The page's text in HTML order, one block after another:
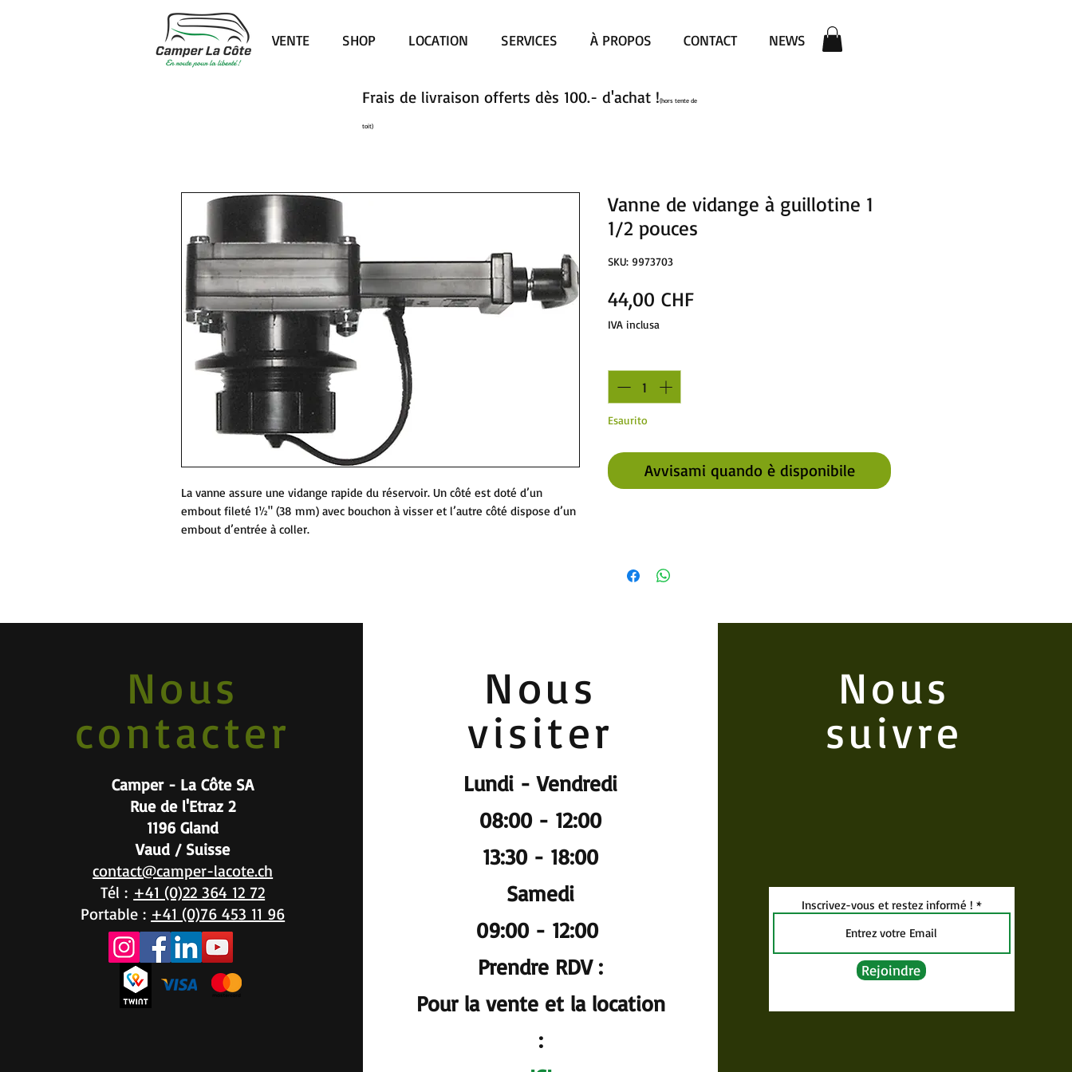
VENTE SHOP LOCATION SERVICES À PROPOS CONTACT NEWS
La vanne assure une vidange rapide du réservoir. Un côté est doté d’un
embout fileté 1½" (38 mm) avec bouchon à visser et l’autre côté dispose d’un
embout d’entrée à coller.
Vanne de vidange à guillotine 1
1/2 pouces
SKU: 9973703
44,00 CHFPrezzo
IVA inclusa
Esaurito
Avvisami quando è disponibile
Frais de livraison offerts dès 100.- d'achat !(hors tente de
toit)
Nous
contacter
Camper - La Côte SA
Rue de l'Etraz 2
1196 Gland
Vaud / Suisse
contact@camper-lacote.ch
Tél : +41 (0)22 364 12 72
Portable : +41 (0)76 453 11 96
Nous
visiter
Lundi - Vendredi
08:00 - 12:00
13:30 - 18:00
Samedi
09:00 - 12:00
Prendre RDV :
Pour la vente et la location
:
Nous
suivre
Inscrivez-vous et restez informé !
Rejoindre